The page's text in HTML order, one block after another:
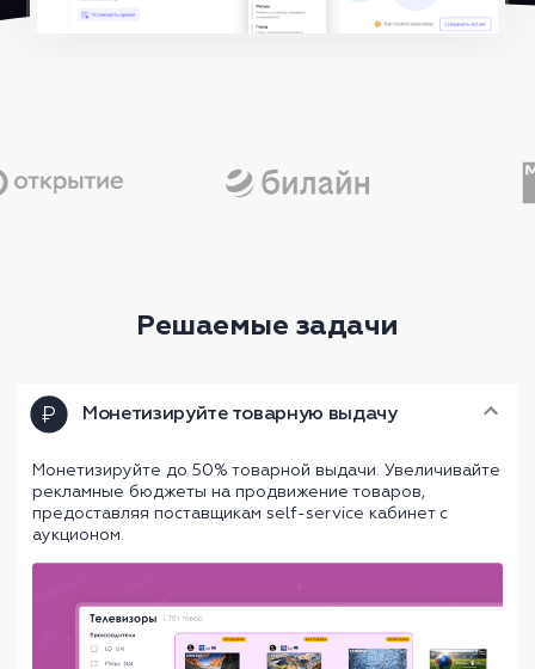
Решаемые задачи
Монетизируйте товарную выдачу
Монетизируйте до 50% товарной выдачи. Увеличивайте
рекламные бюджеты на продвижение товаров,
предоставляя поставщикам self-service кабинет с
аукционом.